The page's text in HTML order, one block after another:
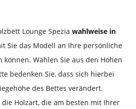
Lounge Spezia wahlweise in
Sie das Modell an Ihre persönliche
Wählen Sie aus den Höhen
bedenken Sie, dass sich hierbei
des Bettes verändert.
Holzart, die am besten mit Ihrer